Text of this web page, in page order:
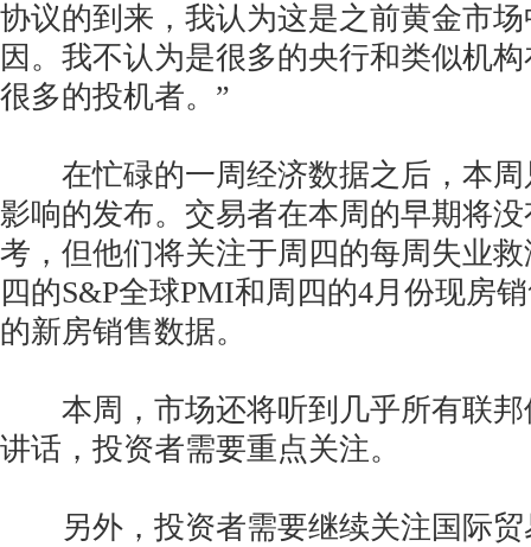
协议的到来，我认为这是之前黄金市
因。我不认为是很多的央行和类似机
很多的投机者。”
在忙碌的一周经济数据之后，本周
影响的发布。交易者在本周的早期将
考，但他们将关注于周四的每周失业
四的S&P全球PMI和周四的4月份现房
的新房销售数据。
本周，市场还将听到几乎所有联邦
讲话，投资者需要重点关注。
另外，投资者需要继续关注国际贸